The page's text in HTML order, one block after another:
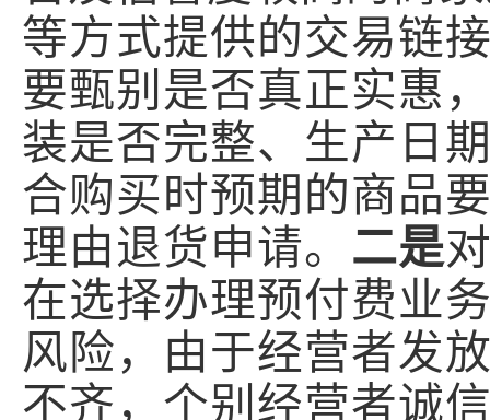
等方式提供的交易链
要甄别是否真正实惠
装是否完整、 生产日
合购买时预期的商品
理由退货申请。 二是
在选择办理预付费业
风险，由于经营者发
不齐，个别经营者诚